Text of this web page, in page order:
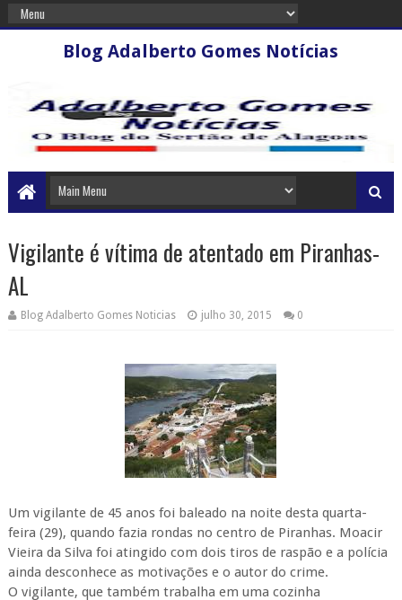
Blog Adalberto Gomes Notícias
Vigilante é vítima de atentado em Piranhas-
AL
Blog Adalberto Gomes Noticias julho 30, 2015 0
Um vigilante de 45 anos foi baleado na noite desta quarta-
feira (29), quando fazia rondas no centro de Piranhas. Moacir
Vieira da Silva foi atingido com dois tiros de raspão e a polícia
ainda desconhece as motivações e o autor do crime.
O vigilante, que também trabalha em uma cozinha